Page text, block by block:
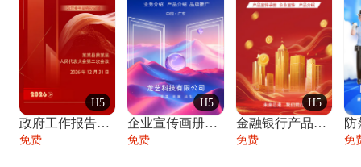
H5
政府工作报告政府年终工作总结
免费
H5
企业宣传画册公司简介产品介绍业务宣传手册
免费
H5
金融银行产品宣传手册企业宣传产品介绍
免费
防
免